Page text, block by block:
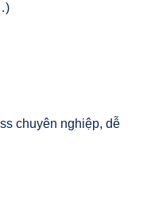
chuyên nghiệp, dễ